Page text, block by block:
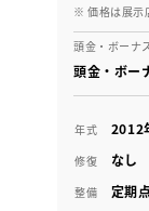
※ 価格は展示
頭金・ボーナ
頭金・ボ
年式 2012
修復 なし
整備 定期